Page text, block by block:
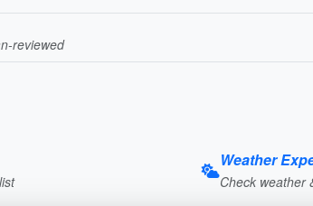
reviewed
Weather
Check weather